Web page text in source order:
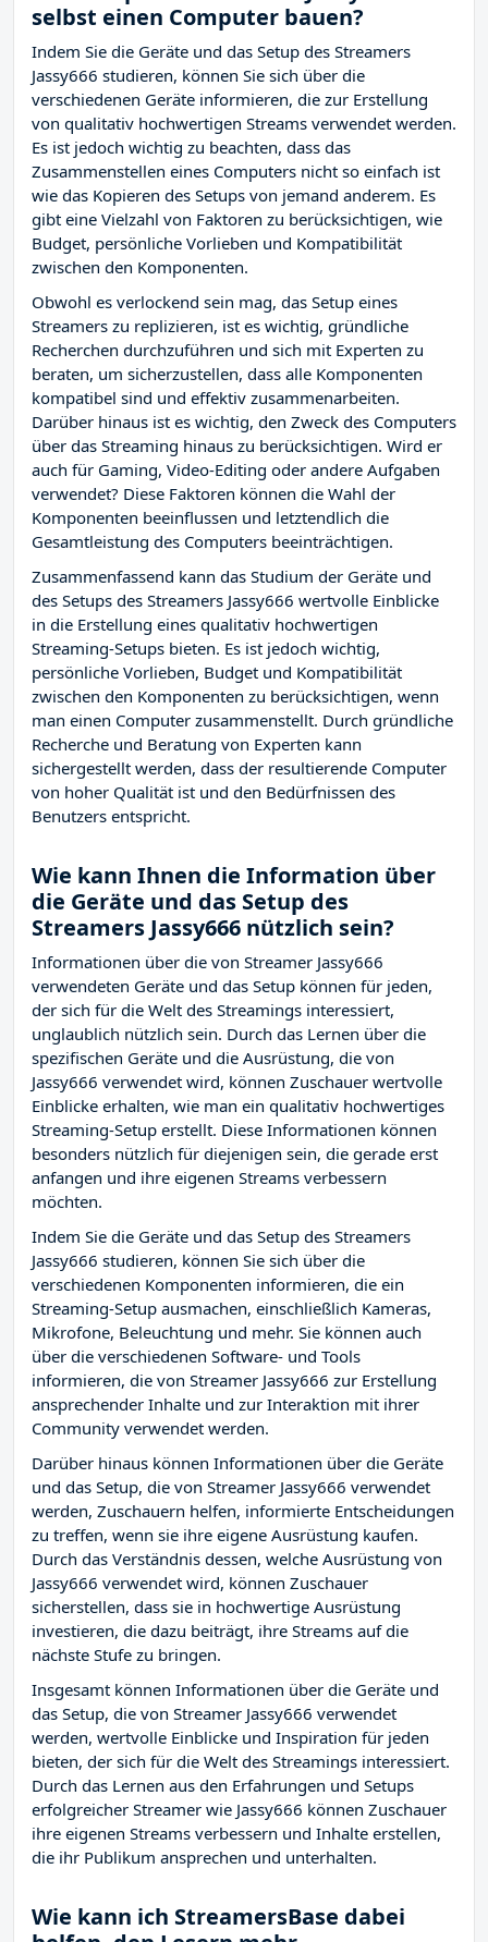
selbst einen Computer bauen?
Indem Sie die Geräte und das Setup des Streamers
Jassy666 studieren, können Sie sich über die
verschiedenen Geräte informieren, die zur Erstellung
von qualitativ hochwertigen Streams verwendet werden.
Es ist jedoch wichtig zu beachten, dass das
Zusammenstellen eines Computers nicht so einfach ist
wie das Kopieren des Setups von jemand anderem. Es
gibt eine Vielzahl von Faktoren zu berücksichtigen, wie
Budget, persönliche Vorlieben und Kompatibilität
zwischen den Komponenten.
Obwohl es verlockend sein mag, das Setup eines
Streamers zu replizieren, ist es wichtig, gründliche
Recherchen durchzuführen und sich mit Experten zu
beraten, um sicherzustellen, dass alle Komponenten
kompatibel sind und effektiv zusammenarbeiten.
Darüber hinaus ist es wichtig, den Zweck des Computers
über das Streaming hinaus zu berücksichtigen. Wird er
auch für Gaming, Video-Editing oder andere Aufgaben
verwendet? Diese Faktoren können die Wahl der
Komponenten beeinflussen und letztendlich die
Gesamtleistung des Computers beeinträchtigen.
Zusammenfassend kann das Studium der Geräte und
des Setups des Streamers Jassy666 wertvolle Einblicke
in die Erstellung eines qualitativ hochwertigen
Streaming-Setups bieten. Es ist jedoch wichtig,
persönliche Vorlieben, Budget und Kompatibilität
zwischen den Komponenten zu berücksichtigen, wenn
man einen Computer zusammenstellt. Durch gründliche
Recherche und Beratung von Experten kann
sichergestellt werden, dass der resultierende Computer
von hoher Qualität ist und den Bedürfnissen des
Benutzers entspricht.
Wie kann Ihnen die Information über
die Geräte und das Setup des
Streamers Jassy666 nützlich sein?
Informationen über die von Streamer Jassy666
verwendeten Geräte und das Setup können für jeden,
der sich für die Welt des Streamings interessiert,
unglaublich nützlich sein. Durch das Lernen über die
spezifischen Geräte und die Ausrüstung, die von
Jassy666 verwendet wird, können Zuschauer wertvolle
Einblicke erhalten, wie man ein qualitativ hochwertiges
Streaming-Setup erstellt. Diese Informationen können
besonders nützlich für diejenigen sein, die gerade erst
anfangen und ihre eigenen Streams verbessern
möchten.
Indem Sie die Geräte und das Setup des Streamers
Jassy666 studieren, können Sie sich über die
verschiedenen Komponenten informieren, die ein
Streaming-Setup ausmachen, einschließlich Kameras,
Mikrofone, Beleuchtung und mehr. Sie können auch
über die verschiedenen Software- und Tools
informieren, die von Streamer Jassy666 zur Erstellung
ansprechender Inhalte und zur Interaktion mit ihrer
Community verwendet werden.
Darüber hinaus können Informationen über die Geräte
und das Setup, die von Streamer Jassy666 verwendet
werden, Zuschauern helfen, informierte Entscheidungen
zu treffen, wenn sie ihre eigene Ausrüstung kaufen.
Durch das Verständnis dessen, welche Ausrüstung von
Jassy666 verwendet wird, können Zuschauer
sicherstellen, dass sie in hochwertige Ausrüstung
investieren, die dazu beiträgt, ihre Streams auf die
nächste Stufe zu bringen.
Insgesamt können Informationen über die Geräte und
das Setup, die von Streamer Jassy666 verwendet
werden, wertvolle Einblicke und Inspiration für jeden
bieten, der sich für die Welt des Streamings interessiert.
Durch das Lernen aus den Erfahrungen und Setups
erfolgreicher Streamer wie Jassy666 können Zuschauer
ihre eigenen Streams verbessern und Inhalte erstellen,
die ihr Publikum ansprechen und unterhalten.
Wie kann ich StreamersBase dabei